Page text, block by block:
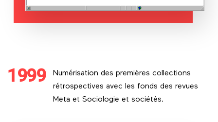
1999
Numérisation des premières collections
rétrospectives avec les fonds des revues
Meta et Sociologie et sociétés.